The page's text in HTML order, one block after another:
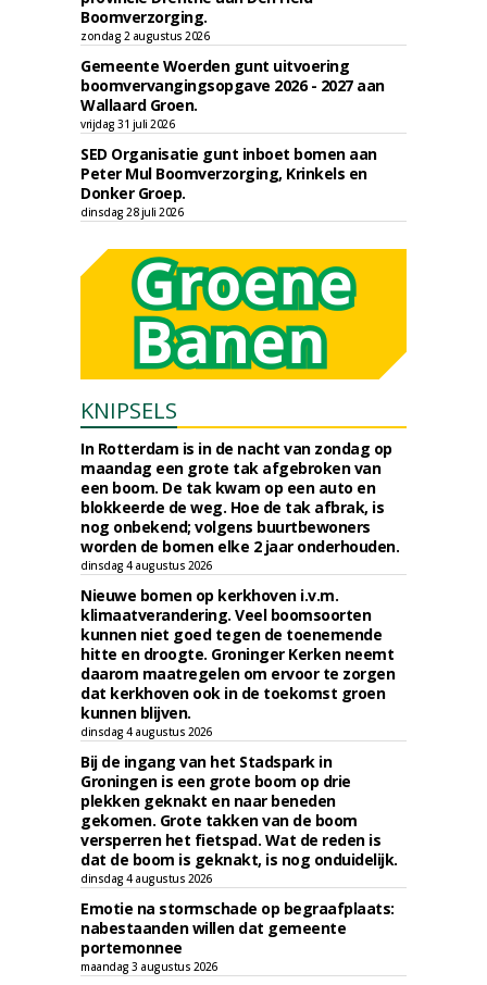
Boomverzorging.
zondag 2 augustus 2026
Gemeente Woerden gunt uitvoering
boomvervangingsopgave 2026 - 2027 aan
Wallaard Groen.
vrijdag 31 juli 2026
SED Organisatie gunt inboet bomen aan
Peter Mul Boomverzorging, Krinkels en
Donker Groep.
dinsdag 28 juli 2026
KNIPSELS
In Rotterdam is in de nacht van zondag op
maandag een grote tak afgebroken van
een boom. De tak kwam op een auto en
blokkeerde de weg. Hoe de tak afbrak, is
nog onbekend; volgens buurtbewoners
worden de bomen elke 2 jaar onderhouden.
dinsdag 4 augustus 2026
Nieuwe bomen op kerkhoven i.v.m.
klimaatverandering. Veel boomsoorten
kunnen niet goed tegen de toenemende
hitte en droogte. Groninger Kerken neemt
daarom maatregelen om ervoor te zorgen
dat kerkhoven ook in de toekomst groen
kunnen blijven.
dinsdag 4 augustus 2026
Bij de ingang van het Stadspark in
Groningen is een grote boom op drie
plekken geknakt en naar beneden
gekomen. Grote takken van de boom
versperren het fietspad. Wat de reden is
dat de boom is geknakt, is nog onduidelijk.
dinsdag 4 augustus 2026
Emotie na stormschade op begraafplaats:
nabestaanden willen dat gemeente
portemonnee
maandag 3 augustus 2026